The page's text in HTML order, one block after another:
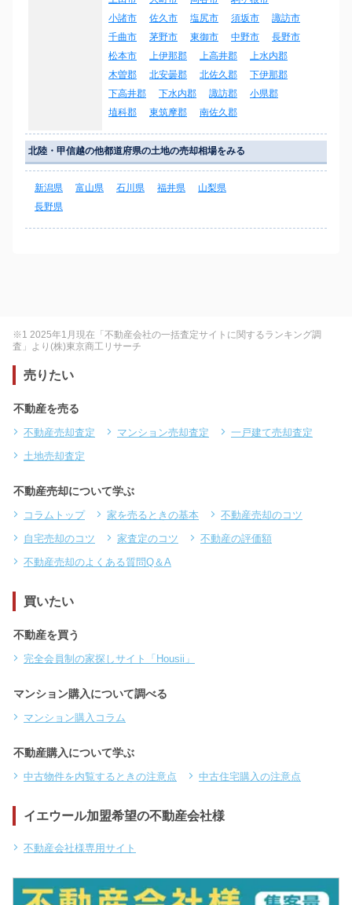
小諸市
佐久市 塩尻市 須坂市
諏訪市
千曲市
茅野市 東御市 中野市
長野市
松本市
上伊那郡 上高井郡
上水内郡
木曽郡
北安曇郡 北佐久郡
下伊那郡
下高井郡
下水内郡 諏訪郡
小県郡
埴科郡
東筑摩郡 南佐久郡
北陸・甲信越の他都道府県の土地の売却相場をみる
新潟県 富山県 石川県 福井県
山梨県
長野県
※1 2025年1月現在「不動産会社の一括査定サイトに関するランキング調
査」より(株)東京商工リサーチ
売りたい
不動産を売る
不動産売却査定 マンション売却査定
一戸建て売却査定
土地売却査定
不動産売却について学ぶ
コラムトップ 家を売るときの基本
不動産売却のコツ
自宅売却のコツ
家査定のコツ
不動産の評価額
不動産売却のよくある質問Q＆A
買いたい
不動産を買う
完全会員制の家探しサイト「Housii」
マンション購入について調べる
マンション購入コラム
不動産購入について学ぶ
中古物件を内覧するときの注意点 中古住宅購入の注意点
イエウール加盟希望の不動産会社様
不動産会社様専用サイト